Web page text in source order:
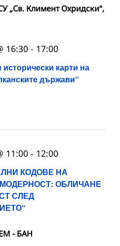
„Св. Климент Охридски“,
карти на
държави“
16:30 - 17:00
КОДОВЕ НА
ОБЛИЧАНЕ
СЛЕД
11:00 - 12:00
- БАН